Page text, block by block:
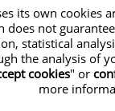
its own cookies
does not
statistical
the analysis of
cookies" or
more